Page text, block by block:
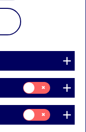
Samtykke
til:
Statistikk
Samtykke
til:
Markedsføring